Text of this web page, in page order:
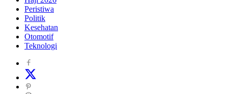
Peristiwa
Politik
Kesehatan
Otomotif
Teknologi